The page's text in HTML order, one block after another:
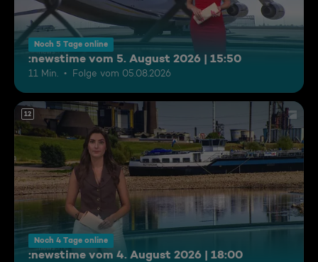
Noch 5 Tage online
:newstime vom 5. August 2026 | 15:50
11 Min. Folge vom 05.08.2026
12
Noch 4 Tage online
:newstime vom 4. August 2026 | 18:00